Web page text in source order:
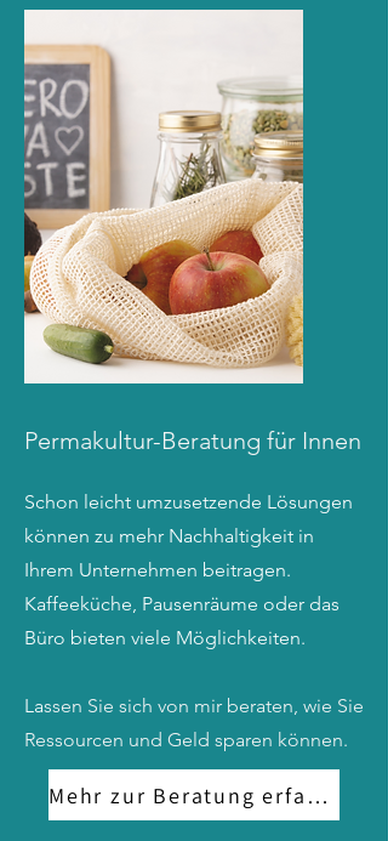
Permakultur-Beratung für Innen
Schon leicht umzusetzende Lösungen
können zu mehr Nachhaltigkeit in
Ihrem Unternehmen beitragen.
Kaffeeküche, Pausenräume oder das
Büro bieten viele Möglichkeiten.
Lassen Sie sich von mir beraten, wie Sie
Ressourcen und Geld sparen können.
Mehr zur Beratung erfahren